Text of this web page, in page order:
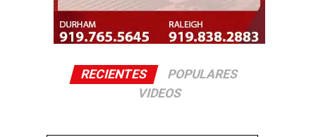
RECIENTES
POPULARES
VIDEOS